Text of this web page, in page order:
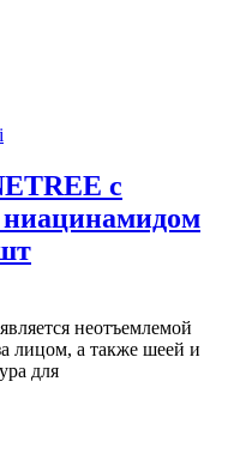
i
с
ниацинамидом
неотъемлемой
лицом, а также шеей и
для